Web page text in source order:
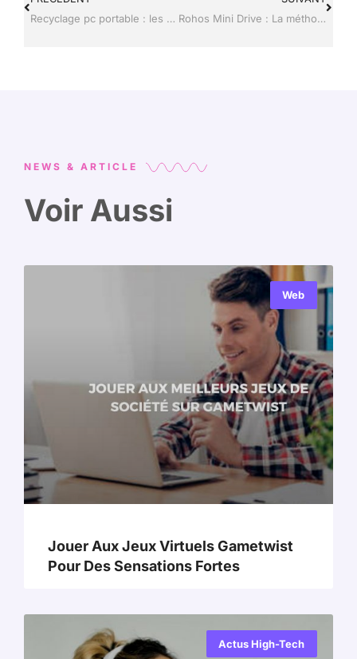
Recyclage pc portable : les 5 étapes pour agir de façon responsable Rohos Mini Drive : La méthode pour chiffrer les données de stockage
NEWS & ARTICLE
Voir Aussi
Web
Jouer Aux Jeux Virtuels Gametwist
Pour Des Sensations Fortes
Actus High-Tech